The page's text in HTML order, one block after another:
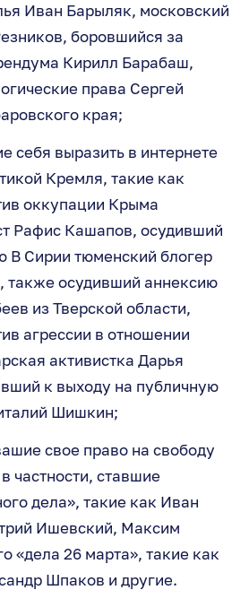
Иван Барыляк, московский
боровшийся за
Кирилл Барабаш,
права Сергей
края;
себя выразить в интернете
Кремля, такие как
оккупации Крыма
Рафис Кашапов, осудивший
В Сирии тюменский блогер
также осудивший аннексию
из Тверской области,
агрессии в отношении
активистка Дарья
к выходу на публичную
Шишкин;
свое право на свободу
частности, ставшие
дела», такие как Иван
Ишевский, Максим
«дела 26 марта», такие как
Шпаков и другие.